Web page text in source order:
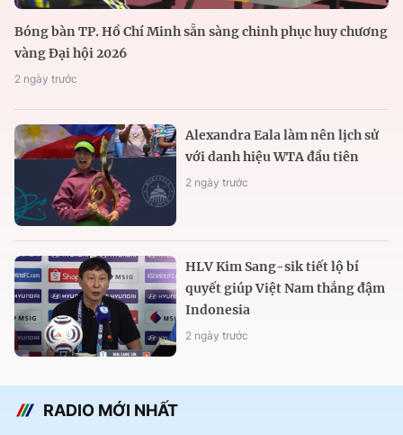
Bóng bàn TP. Hồ Chí Minh sẵn sàng chinh phục huy chương
vàng Đại hội 2026
2 ngày trước
Alexandra Eala làm nên lịch sử
với danh hiệu WTA đầu tiên
2 ngày trước
HLV Kim Sang-sik tiết lộ bí
quyết giúp Việt Nam thắng đậm
Indonesia
2 ngày trước
RADIO MỚI NHẤT